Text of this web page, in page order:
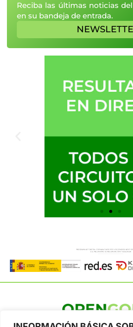
Reciba las últimas noticias
en su bandeja de entrada.